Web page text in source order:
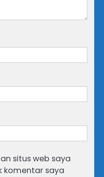
situs web saya
komentar saya